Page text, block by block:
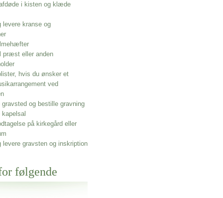
i kisten og klæde
levere kranse og
præst eller anden
hvis du ønsker et
ved
gravsted og bestille gravning
kapelsal
på kirkegård eller
levere gravsten og inskription
følgende